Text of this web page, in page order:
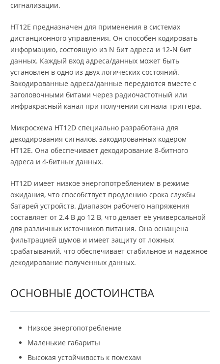
сигнализации.
HT12E предназначен для применения в системах
дистанционного управления. Он способен кодировать
информацию, состоящую из N бит адреса и 12-N бит
данных. Каждый вход адреса/данных может быть
установлен в одно из двух логических состояний.
Закодированные адреса/данные передаются вместе с
заголовочными битами через радиочастотный или
инфракрасный канал при получении сигнала-триггера.
Микросхема HT12D специально разработана для
декодирования сигналов, закодированных кодером
HT12E. Она обеспечивает декодирование 8-битного
адреса и 4-битных данных.
HT12D имеет низкое энергопотреблением в режиме
ожидания, что способствует продлению срока службы
батарей устройств. Диапазон рабочего напряжения
составляет от 2.4 В до 12 В, что делает её универсальной
для различных источников питания. Она оснащена
фильтрацией шумов и имеет защиту от ложных
срабатываний, что обеспечивает стабильное и надежное
декодирование полученных данных.
ОСНОВНЫЕ ДОСТОИНСТВА
Низкое энергопотребление
Маленькие габариты
Высокая устойчивость к помехам